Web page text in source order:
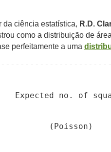
da ciência estatística, R.D.
como a distribuição de
perfeitamente a uma
Expected no. of
(Poisson)